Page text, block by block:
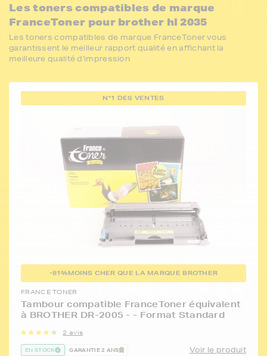
Les toners compatibles de marque
FranceToner pour brother hl 2035
Les toners compatibles de marque FranceToner vous
garantissent le meilleur rapport qualité en affichant la
meilleure qualité d'impression
N°1 DES VENTES
-81%MOINS CHER QUE LA MARQUE BROTHER
FRANCE TONER
Tambour compatible FranceToner équivalent
à BROTHER DR-2005 - - Format Standard
2 avis
EN STOCK GARANTIE 2 ANS Voir le produit